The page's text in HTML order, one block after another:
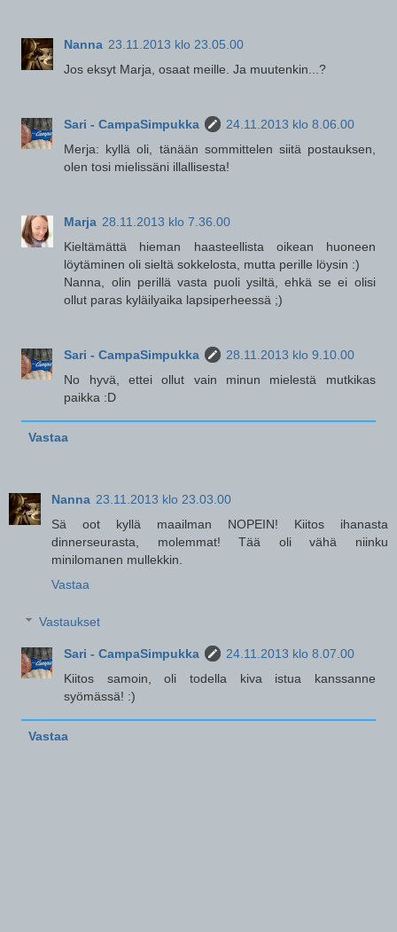
Nanna 23.11.2013 klo 23.05.00
Jos eksyt Marja, osaat meille. Ja muutenkin...?
Sari - CampaSimpukka
24.11.2013 klo 8.06.00
Merja: kyllä oli, tänään sommittelen siitä postauksen,
olen tosi mielissäni illallisesta!
Marja 28.11.2013 klo 7.36.00
Kieltämättä hieman haasteellista oikean huoneen
löytäminen oli sieltä sokkelosta, mutta perille löysin :)
Nanna, olin perillä vasta puoli ysiltä, ehkä se ei olisi
ollut paras kyläilyaika lapsiperheessä ;)
Sari - CampaSimpukka
28.11.2013 klo 9.10.00
No hyvä, ettei ollut vain minun mielestä mutkikas
paikka :D
Vastaa
Nanna 23.11.2013 klo 23.03.00
Sä oot kyllä maailman NOPEIN! Kiitos ihanasta
dinnerseurasta, molemmat! Tää oli vähä niinku
minilomanen mullekkin.
Vastaa
Vastaukset
Sari - CampaSimpukka
24.11.2013 klo 8.07.00
Kiitos samoin, oli todella kiva istua kanssanne
syömässä! :)
Vastaa